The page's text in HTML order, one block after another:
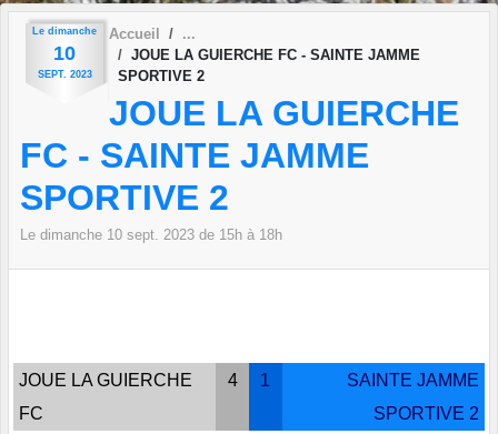
Le dimanche
10
SEPT. 2023
Accueil
JOUE LA GUIERCHE FC - SAINTE JAMME
SPORTIVE 2
JOUE LA GUIERCHE
FC - SAINTE JAMME
SPORTIVE 2
Le dimanche 10 sept. 2023 de 15h à 18h
JOUE LA GUIERCHE
FC
4 1
SAINTE JAMME
SPORTIVE 2